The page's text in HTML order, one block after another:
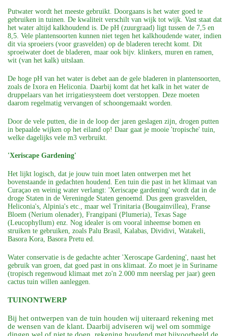
Putwater wordt het meeste gebruikt. Doorgaans is het water goed te
gebruiken in tuinen. De kwaliteit verschilt van wijk tot wijk. Vast staat dat
het water altijd kalkhoudend is. De pH (zuurgraad) ligt tussen de 7,5 en
8,5. Vele plantensoorten kunnen niet tegen het kalkhoudende water, indien
dit via sproeiers (voor grasvelden) op de bladeren terecht komt. Dit
sproeiwater doet de bladeren, maar ook bijv. klinkers, muren en ramen,
wit (van het kalk) uitslaan.
De hoge pH van het water is debet aan de gele bladeren in plantensoorten,
zoals de Ixora en Heliconia. Daarbij komt dat het kalk in het water de
druppelaars van het irrigatiesysteem doet verstoppen. Deze moeten
daarom regelmatig vervangen of schoongemaakt worden.
Door de vele putten, die in de loop der jaren geslagen zijn, drogen putten
in bepaalde wijken op het eiland op! Daar gaat je mooie 'tropische' tuin,
welke dagelijks vele m3 verbruikt.
'Xeriscape Gardening'
Het lijkt logisch, dat je jouw tuin moet laten ontwerpen met het
bovenstaande in gedachten houdend. Een tuin die past in het klimaat van
Curaçao en weinig water verlangt: 'Xeriscape gardening' wordt dat in de
droge Staten in de Vereningde Staten genoemd. Dus geen grasvelden,
Heliconia's, Alpinia's etc., maar wel Trinitaria (Bougainvillea), Franse
Bloem (Nerium olenader), Frangipani (Plumeria), Texas Sage
(Leucophyllum) enz. Nog idealer is om vooral inheemse bomen en
struiken te gebruiken, zoals Palu Brasil, Kalabas, Dividivi, Watakeli,
Basora Kora, Basora Pretu ed.
Water conservatie is de gedachte achter 'Xeroscape Gardening', naast het
gebruik van groen, dat goed past in ons klimaat. Zo moet je in Suriname
(tropisch regenwoud klimaat met zo'n 2.000 mm neerslag per jaar) geen
cactus tuin willen aanleggen.
TUINONTWERP
Bij het ontwerpen van de tuin houden wij uiteraard rekening met
de wensen van de klant. Daarbij adviseren wij wel om sommige